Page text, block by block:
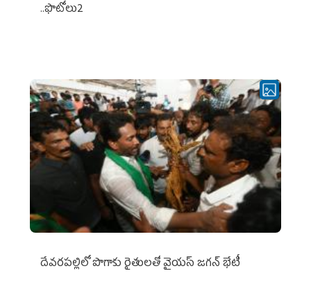
..ఫొటోలు2
దేవరపల్లిలో పొగాకు రైతులతో వైయస్ జగన్ భేటీ